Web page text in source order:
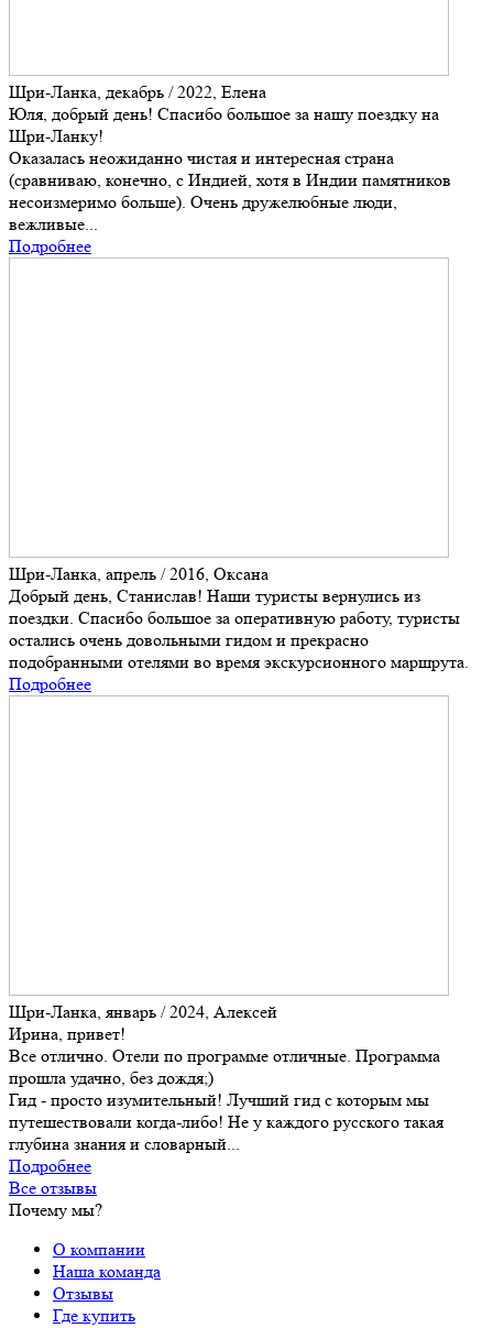
Шри-Ланка, декабрь / 2022, Елена
Юля, добрый день! Спасибо большое за нашу поездку на
Шри-Ланку!
Оказалась неожиданно чистая и интересная страна
(сравниваю, конечно, с Индией, хотя в Индии памятников
несоизмеримо больше). Очень дружелюбные люди,
вежливые...
Подробнее
Шри-Ланка, апрель / 2016, Оксана
Добрый день, Станислав! Наши туристы вернулись из
поездки. Спасибо большое за оперативную работу, туристы
остались очень довольными гидом и прекрасно
подобранными отелями во время экскурсионного маршрута.
Подробнее
Шри-Ланка, январь / 2024, Алексей
Ирина, привет!
Все отлично. Отели по программе отличные. Программа
прошла удачно, без дождя;)
Гид - просто изумительный! Лучший гид с которым мы
путешествовали когда-либо! Не у каждого русского такая
глубина знания и словарный...
Подробнее
Все отзывы
Почему мы?
О компании
Наша команда
Отзывы
Где купить